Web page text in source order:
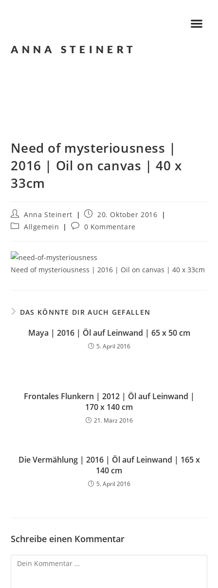
ANNA STEINERT
Need of mysteriousness |
2016 | Oil on canvas | 40 x
33cm
Anna Steinert
20. Oktober 2016
Allgemein
0 Kommentare
Need of mysteriousness | 2016 | Oil on canvas | 40 x 33cm
DAS KÖNNTE DIR AUCH GEFALLEN
Maya | 2016 | Öl auf Leinwand | 65 x 50 cm
5. April 2016
Frontales Flunkern | 2012 | Öl auf Leinwand |
170 x 140 cm
21. März 2016
Die Vermählung | 2016 | Öl auf Leinwand | 165 x
140 cm
5. April 2016
Schreibe einen Kommentar